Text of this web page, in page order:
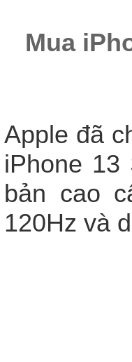
Mua
Apple đã
iPhone 13
bản cao
120Hz và